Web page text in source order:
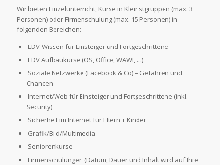
Wir bieten Einzelunterricht, Kurse in Kleinstgruppen (max. 3
Personen) oder Firmenschulung (max. 15 Personen) in
folgenden Bereichen:
EDV-Wissen für Einsteiger und Fortgeschrittene
EDV Aufbaukurse (OS, Office, WAWI, …)
Soziale Netzwerke (Facebook & Co) – Gefahren und
Chancen
Internet/Web für Einsteiger und Fortgeschrittene (inkl.
Security)
Sicherheit im Internet für Eltern + Kinder
Grafik/Bild/Multimedia
Seniorenkurse
Firmenschulungen (Datum, Dauer und Inhalt wird auf Ihre